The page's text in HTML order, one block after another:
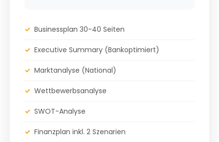
✓ Businessplan 30-40 Seiten
✓ Executive Summary (Bankoptimiert)
✓ Marktanalyse (National)
✓ Wettbewerbsanalyse
✓ SWOT-Analyse
✓ Finanzplan inkl. 2 Szenarien